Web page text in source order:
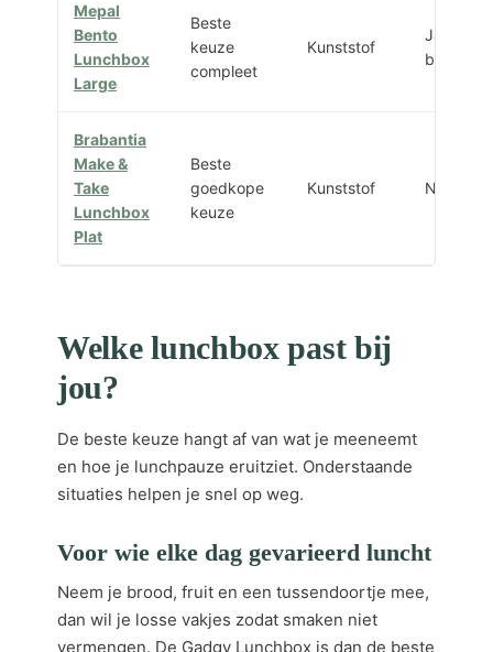
Mepal
Bento
Lunchbox
Large
Beste
keuze
compleet
Kunststof
Ja, losse
bento-
Brabantia
Make &
Take
Lunchbox
Plat
Beste
goedkope
keuze
Kunststof Nee
Welke lunchbox past bij
jou?
De beste keuze hangt af van wat je meeneemt
en hoe je lunchpauze eruitziet. Onderstaande
situaties helpen je snel op weg.
Voor wie elke dag gevarieerd luncht
Neem je brood, fruit en een tussendoortje mee,
dan wil je losse vakjes zodat smaken niet
vermengen. De Gadgy Lunchbox is dan de beste